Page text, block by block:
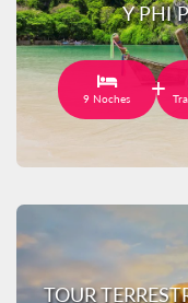
Y PHI
9 Noches
TOUR